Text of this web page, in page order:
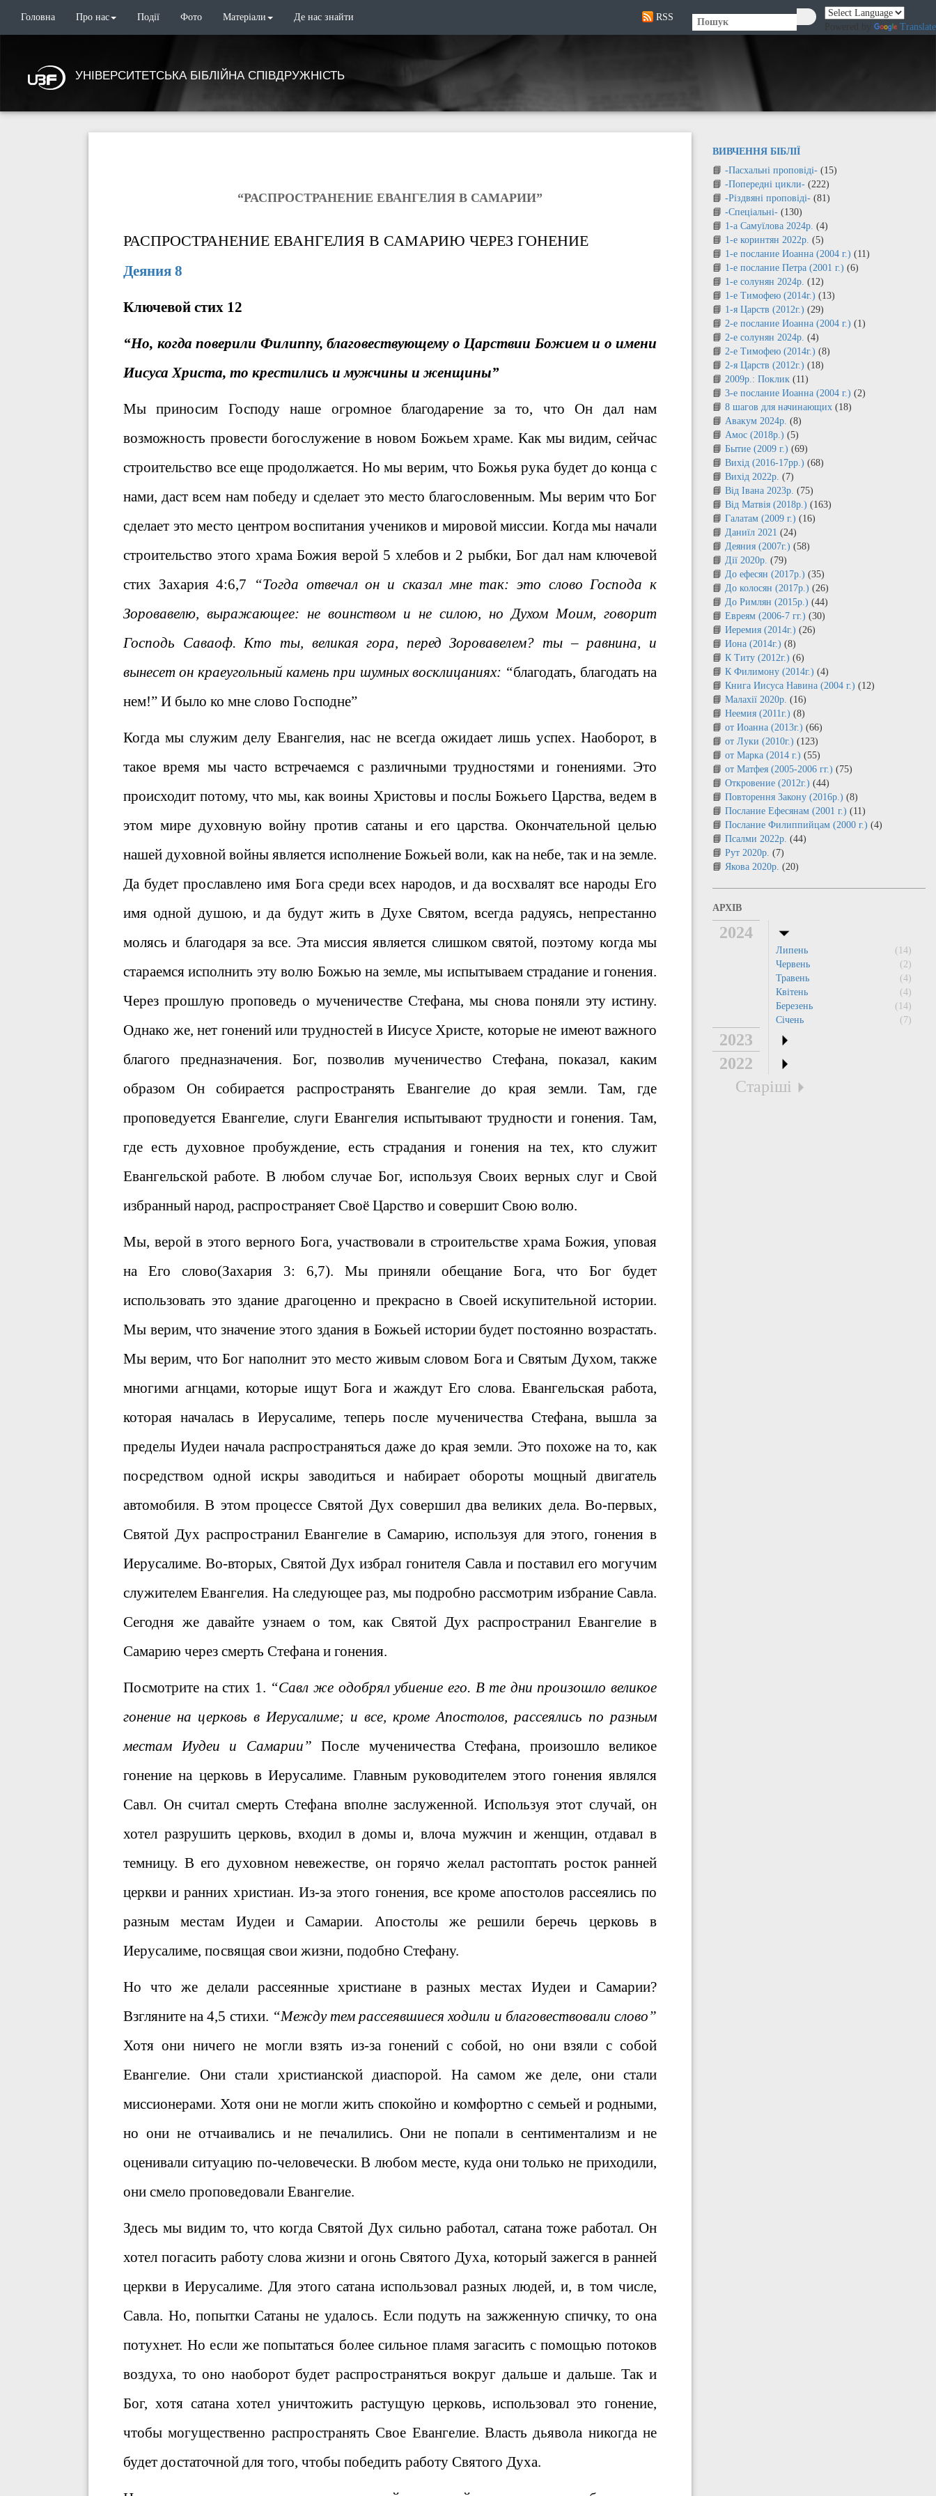
Головна Про нас Події Фото Матеріали Де нас знайти RSS 🔍
Translate
УНІВЕРСИТЕТСЬКА БІБЛІЙНА СПІВДРУЖНІСТЬ
“РАСПРОСТРАНЕНИЕ ЕВАНГЕЛИЯ В САМАРИИ”
РАСПРОСТРАНЕНИЕ ЕВАНГЕЛИЯ В САМАРИЮ ЧЕРЕЗ ГОНЕНИЕ
Деяния 8
Ключевой стих 12
“Но, когда поверили Филиппу, благовествующему о Царствии Божием и о имени
Иисуса Христа, то крестились и мужчины и женщины”
Мы приносим Господу наше огромное благодарение за то, что Он дал нам
возможность провести богослужение в новом Божьем храме. Как мы видим, сейчас
строительство все еще продолжается. Но мы верим, что Божья рука будет до конца с
нами, даст всем нам победу и сделает это место благословенным. Мы верим что Бог
сделает это место центром воспитания учеников и мировой миссии. Когда мы начали
строительство этого храма Божия верой 5 хлебов и 2 рыбки, Бог дал нам ключевой
стих Захария 4:6,7
“Тогда отвечал он и сказал мне так: это слово Господа к
Зоровавелю, выражающее: не воинством и не силою, но Духом Моим, говорит
Господь Саваоф. Кто ты, великая гора, перед Зоровавелем? ты – равнина, и
вынесет он краеугольный камень при шумных восклицаниях: “благодать, благодать на
нем!” И было ко мне слово Господне”
Когда мы служим делу Евангелия, нас не всегда ожидает лишь успех. Наоборот, в
такое время мы часто встречаемся с различными трудностями и гонениями. Это
происходит потому, что мы, как воины Христовы и послы Божьего Царства, ведем в
этом мире духовную войну против сатаны и его царства. Окончательной целью
нашей духовной войны является исполнение Божьей воли, как на небе, так и на земле.
Да будет прославлено имя Бога среди всех народов, и да восхвалят все народы Его
имя одной душою, и да будут жить в Духе Святом, всегда радуясь, непрестанно
молясь и благодаря за все. Эта миссия является слишком святой, поэтому когда мы
стараемся исполнить эту волю Божью на земле, мы испытываем страдание и гонения.
Через прошлую проповедь о мученичестве Стефана, мы снова поняли эту истину.
Однако же, нет гонений или трудностей в Иисусе Христе, которые не имеют важного
благого предназначения. Бог, позволив мученичество Стефана, показал, каким
образом Он собирается распространять Евангелие до края земли. Там, где
проповедуется Евангелие, слуги Евангелия испытывают трудности и гонения. Там,
где есть духовное пробуждение, есть страдания и гонения на тех, кто служит
Евангельской работе. В любом случае Бог, используя Своих верных слуг и Свой
избранный народ, распространяет Своё Царство и совершит Свою волю.
Мы, верой в этого верного Бога, участвовали в строительстве храма Божия, уповая
на Его слово(Захария 3: 6,7). Мы приняли обещание Бога, что Бог будет
использовать это здание драгоценно и прекрасно в Своей искупительной истории.
Мы верим, что значение этого здания в Божьей истории будет постоянно возрастать.
Мы верим, что Бог наполнит это место живым словом Бога и Святым Духом, также
многими агнцами, которые ищут Бога и жаждут Его слова. Евангельская работа,
которая началась в Иерусалиме, теперь после мученичества Стефана, вышла за
пределы Иудеи начала распространяться даже до края земли. Это похоже на то, как
посредством одной искры заводиться и набирает обороты мощный двигатель
автомобиля. В этом процессе Святой Дух совершил два великих дела. Во-первых,
Святой Дух распространил Евангелие в Самарию, используя для этого, гонения в
Иерусалиме. Во-вторых, Святой Дух избрал гонителя Савла и поставил его могучим
служителем Евангелия. На следующее раз, мы подробно рассмотрим избрание Савла.
Сегодня же давайте узнаем о том, как Святой Дух распространил Евангелие в
Самарию через смерть Стефана и гонения.
Посмотрите на стих 1. “Савл же одобрял убиение его. В те дни произошло великое
гонение на церковь в Иерусалиме; и все, кроме Апостолов, рассеялись по разным
местам Иудеи и Самарии” После мученичества Стефана, произошло великое
гонение на церковь в Иерусалиме. Главным руководителем этого гонения являлся
Савл. Он считал смерть Стефана вполне заслуженной. Используя этот случай, он
хотел разрушить церковь, входил в домы и, влоча мужчин и женщин, отдавал в
темницу. В его духовном невежестве, он горячо желал растоптать росток ранней
церкви и ранних христиан. Из-за этого гонения, все кроме апостолов рассеялись по
разным местам Иудеи и Самарии. Апостолы же решили беречь церковь в
Иерусалиме, посвящая свои жизни, подобно Стефану.
Но что же делали рассеянные христиане в разных местах Иудеи и Самарии?
Взгляните на 4,5 стихи. “Между тем рассеявшиеся ходили и благовествовали слово”
Хотя они ничего не могли взять из-за гонений с собой, но они взяли с собой
Евангелие. Они стали христианской диаспорой. На самом же деле, они стали
миссионерами. Хотя они не могли жить спокойно и комфортно с семьей и родными,
но они не отчаивались и не печалились. Они не попали в сентиментализм и не
оценивали ситуацию по-человечески. В любом месте, куда они только не приходили,
они смело проповедовали Евангелие.
Здесь мы видим то, что когда Святой Дух сильно работал, сатана тоже работал. Он
хотел погасить работу слова жизни и огонь Святого Духа, который зажегся в ранней
церкви в Иерусалиме. Для этого сатана использовал разных людей, и, в том числе,
Савла. Но, попытки Сатаны не удалось. Если подуть на зажженную спичку, то она
потухнет. Но если же попытаться более сильное пламя загасить с помощью потоков
воздуха, то оно наоборот будет распространяться вокруг дальше и дальше. Так и
Бог, хотя сатана хотел уничтожить растущую церковь, использовал это гонение,
чтобы могущественно распространять Свое Евангелие. Власть дьявола никогда не
будет достаточной для того, чтобы победить работу Святого Духа.
ВИВЧЕННЯ БІБЛІЇ
-Пасхальні проповіді- (15)
-Попередні цикли- (222)
-Різдвяні проповіді- (81)
-Спеціальні- (130)
1-а Самуїлова 2024р. (4)
1-е коринтян 2022р. (5)
1-е послание Иоанна (2004 г.) (11)
1-е послание Петра (2001 г.) (6)
1-е солунян 2024р. (12)
1-е Тимофею (2014г.) (13)
1-я Царств (2012г.) (29)
2-е послание Иоанна (2004 г.) (1)
2-е солунян 2024р. (4)
2-е Тимофею (2014г.) (8)
2-я Царств (2012г.) (18)
2009р.: Поклик (11)
3-е послание Иоанна (2004 г.) (2)
8 шагов для начинающих (18)
Авакум 2024р. (8)
Амос (2018р.) (5)
Бытие (2009 г.) (69)
Вихід (2016-17рр.) (68)
Вихід 2022р. (7)
Від Івана 2023р. (75)
Від Матвія (2018р.) (163)
Галатам (2009 г.) (16)
Даниїл 2021 (24)
Деяния (2007г.) (58)
Дії 2020р. (79)
До ефесян (2017р.) (35)
До колосян (2017р.) (26)
До Римлян (2015р.) (44)
Евреям (2006-7 гг.) (30)
Иеремия (2014г.) (26)
Иона (2014г.) (8)
К Титу (2012г.) (6)
К Филимону (2014г.) (4)
Книга Иисуса Навина (2004 г.) (12)
Малахії 2020р. (16)
Неемия (2011г.) (8)
от Иоанна (2013г.) (66)
от Луки (2010г.) (123)
от Марка (2014 г.) (55)
от Матфея (2005-2006 гг.) (75)
Откровение (2012г.) (44)
Повторення Закону (2016р.) (8)
Послание Ефесянам (2001 г.) (11)
Послание Филиппийцам (2000 г.) (4)
Псалми 2022р. (44)
Рут 2020р. (7)
Якова 2020р. (20)
АРХІВ
2024
Липень
(14)
Червень
(2)
Травень
(4)
Квітень
(4)
Березень
(14)
Січень
(7)
2023
2022
Старіші